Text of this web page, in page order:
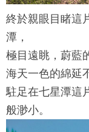
終於親眼目睹這
潭 ，
極目遠眺，蔚藍
海天一色的綿延
駐足在七星潭這
般渺小。